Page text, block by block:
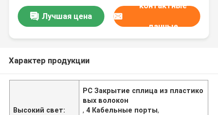
Лучшая цена
контактные
данные
Характер продукции
Высокий свет:
PC Закрытие сплица из пластико
вых волокон
,4 Кабельные порты,